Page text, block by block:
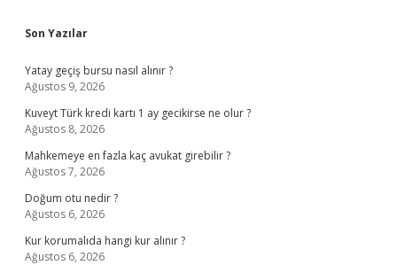
Sidebar
Son Yazılar
Yatay geçiş bursu nasıl alınır ?
Ağustos 9, 2026
Kuveyt Türk kredi kartı 1 ay gecikirse ne olur ?
Ağustos 8, 2026
Mahkemeye en fazla kaç avukat girebilir ?
Ağustos 7, 2026
Doğum otu nedir ?
Ağustos 6, 2026
Kur korumalıda hangi kur alınır ?
Ağustos 6, 2026